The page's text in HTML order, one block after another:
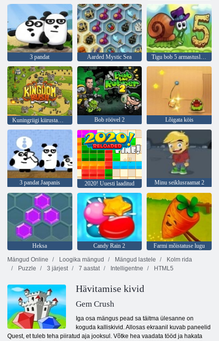
3 pandat Aarded Mystic Sea Tigu bob 5 armastuslugu
Kuningriigi kiirustamine Bob röövel 2 Lõigata köis
3 pandat Jaapanis 2020! Uuesti laaditud Minu seiklusraamat 2
Heksa Candy Rain 2
Farmi mõistatuse lugu
Mängud Online
Loogika mängud Mängud lastele
Kolm rida
Puzzle
3 järjest 7 aastat Intelligentne HTML5
Hävitamise kivid
Gem Crush
Iga osa mängus pead sa täitma ülesanne on
koguda kalliskivid. Allosas ekraanil kuvab paneelid
Quest, et tuleb teha piiratud aja jooksul. Võtke hea vaadata tööd ja hakata